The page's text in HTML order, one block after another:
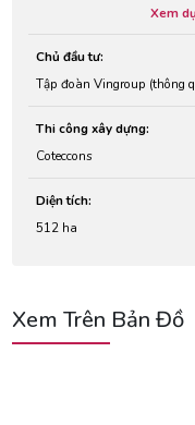
Xem
Chủ đầu tư:
Tập đoàn Vingroup (thông
Thi công xây dựng:
Coteccons
Diện tích:
512 ha
Xem Trên Bản Đồ